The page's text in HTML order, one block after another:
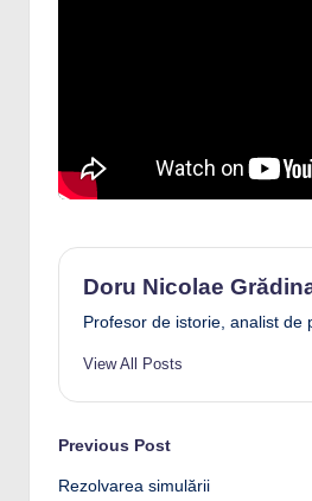
Doru Nicolae
Profesor de istorie, analist de
View All Posts
Post
Previous Post
Rezolvarea simulării